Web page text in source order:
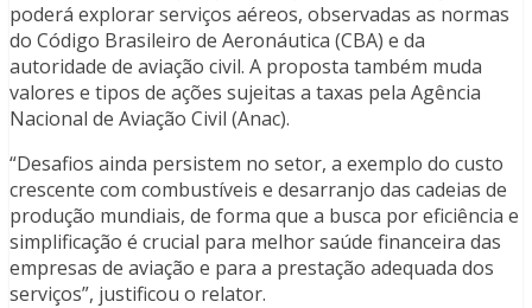
poderá explorar serviços aéreos, observadas as normas
do Código Brasileiro de Aeronáutica (CBA) e da
autoridade de aviação civil. A proposta também muda
valores e tipos de ações sujeitas a taxas pela Agência
Nacional de Aviação Civil (Anac).
“Desafios ainda persistem no setor, a exemplo do custo
crescente com combustíveis e desarranjo das cadeias de
produção mundiais, de forma que a busca por eficiência e
simplificação é crucial para melhor saúde financeira das
empresas de aviação e para a prestação adequada dos
serviços”, justificou o relator.